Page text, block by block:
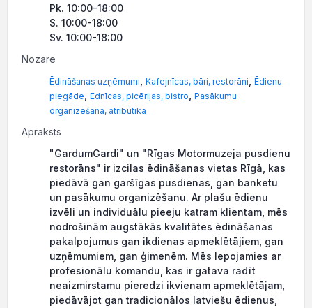
Pk. 10:00-18:00
S. 10:00-18:00
Sv. 10:00-18:00
Nozare
Ēdināšanas uzņēmumi Kafejnīcas, bāri, restorāni Ēdienu
piegāde Ēdnīcas, picērijas, bistro Pasākumu
organizēšana, atribūtika
Apraksts
"GardumGardi" un "Rīgas Motormuzeja pusdienu
restorāns" ir izcilas ēdināšanas vietas Rīgā, kas
piedāvā gan garšīgas pusdienas, gan banketu
un pasākumu organizēšanu. Ar plašu ēdienu
izvēli un individuālu pieeju katram klientam, mēs
nodrošinām augstākās kvalitātes ēdināšanas
pakalpojumus gan ikdienas apmeklētājiem, gan
uzņēmumiem, gan ģimenēm. Mēs lepojamies ar
profesionālu komandu, kas ir gatava radīt
neaizmirstamu pieredzi ikvienam apmeklētājam,
piedāvājot gan tradicionālos latviešu ēdienus,